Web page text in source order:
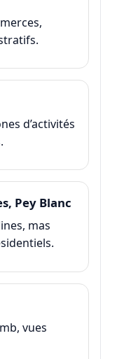
d’activités
Pey Blanc
mas
vues